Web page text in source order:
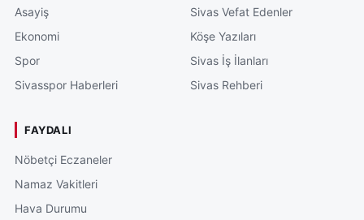
Asayiş
Ekonomi
Spor
Sivasspor Haberleri
Sivas Vefat Edenler
Köşe Yazıları
Sivas İş İlanları
Sivas Rehberi
FAYDALI
Nöbetçi Eczaneler
Namaz Vakitleri
Hava Durumu